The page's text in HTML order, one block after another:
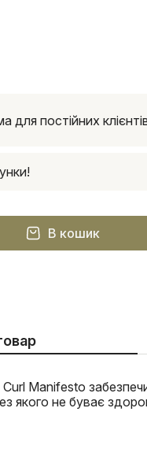
для постійних
В кошик
Manifesto
якого не буває